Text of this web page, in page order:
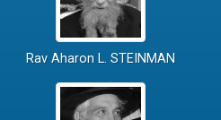
Rav Aharon L. STEINMAN